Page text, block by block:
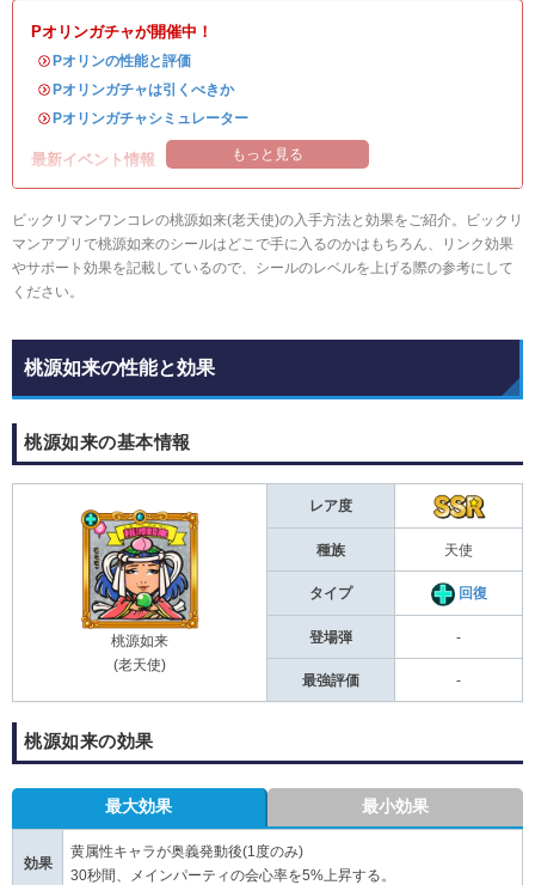
Pオリンガチャが開催中！
・Pオリンの性能と評価
・Pオリンガチャは引くべきか
・Pオリンガチャシミュレーター
最新イベント情報 もっと見る
ビックリマンワンコレの桃源如来(老天使)の入手方法と効果をご紹介。ビックリ
マンアプリで桃源如来のシールはどこで手に入るのかはもちろん、リンク効果
やサポート効果を記載しているので、シールのレベルを上げる際の参考にして
ください。
桃源如来の性能と効果
桃源如来の基本情報
桃源如来
(老天使)
レア度
種族 天使
タイプ 回復
登場弾 -
最強評価 -
桃源如来の効果
最大効果 最小効果
効果
黄属性キャラが奥義発動後(1度のみ)
30秒間、メインパーティの会心率を5%上昇する。